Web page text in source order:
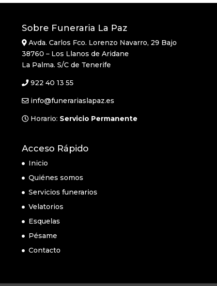
Sobre Funeraria La Paz
Avda. Carlos Fco. Lorenzo Navarro, 29 Bajo
38760 – Los Llanos de Aridane
La Palma. S/C de Tenerife
922 40 13 55
info@funerariaslapaz.es
Horario: Servicio Permanente
Acceso Rápido
Inicio
Quiénes somos
Servicios funerarios
Velatorios
Esquelas
Pésame
Contacto